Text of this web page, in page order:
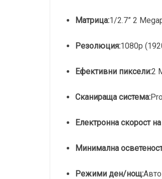
Матрица:1/2.7” 2
Резолюция:1080p
Ефективни пиксели:2
Сканираща система:
Електронна скорост
Минимална
Режими ден/нощ: